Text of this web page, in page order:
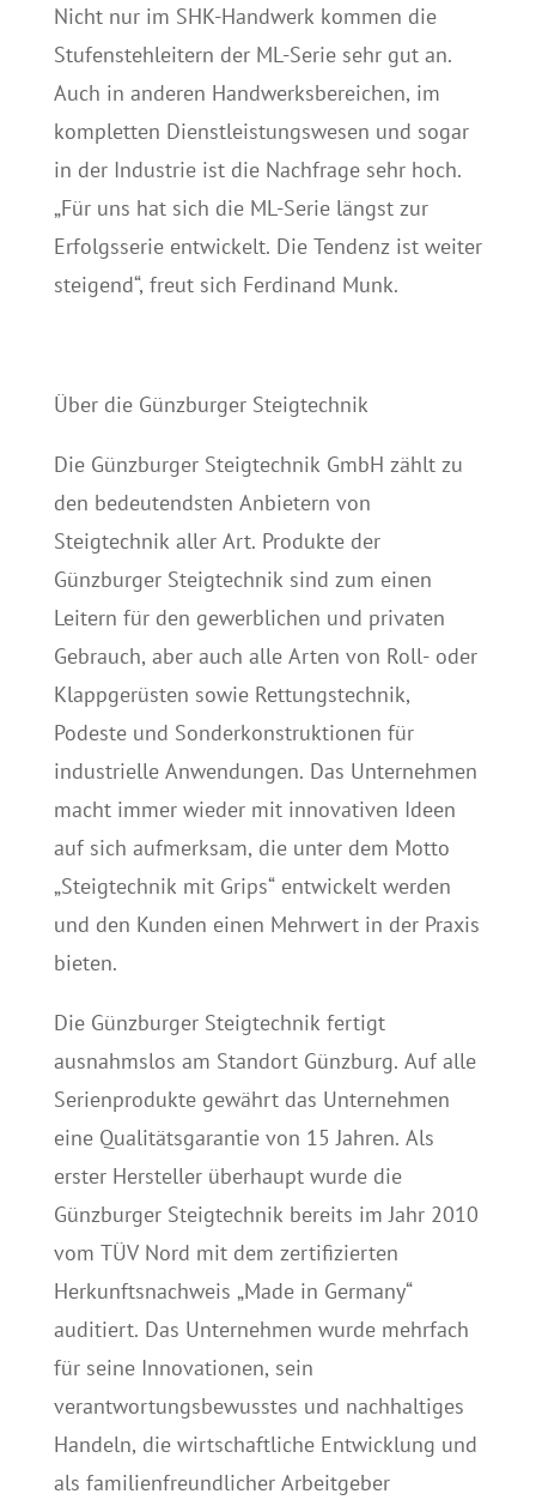
Nicht nur im SHK-Handwerk kommen die
Stufenstehleitern der ML-Serie sehr gut an.
Auch in anderen Handwerksbereichen, im
kompletten Dienstleistungswesen und sogar
in der Industrie ist die Nachfrage sehr hoch.
„Für uns hat sich die ML-Serie längst zur
Erfolgsserie entwickelt. Die Tendenz ist weiter
steigend“, freut sich Ferdinand Munk.
Über die Günzburger Steigtechnik
Die Günzburger Steigtechnik GmbH zählt zu
den bedeutendsten Anbietern von
Steigtechnik aller Art. Produkte der
Günzburger Steigtechnik sind zum einen
Leitern für den gewerblichen und privaten
Gebrauch, aber auch alle Arten von Roll- oder
Klappgerüsten sowie Rettungstechnik,
Podeste und Sonderkonstruktionen für
industrielle Anwendungen. Das Unternehmen
macht immer wieder mit innovativen Ideen
auf sich aufmerksam, die unter dem Motto
„Steigtechnik mit Grips“ entwickelt werden
und den Kunden einen Mehrwert in der Praxis
bieten.
Die Günzburger Steigtechnik fertigt
ausnahmslos am Standort Günzburg. Auf alle
Serienprodukte gewährt das Unternehmen
eine Qualitätsgarantie von 15 Jahren. Als
erster Hersteller überhaupt wurde die
Günzburger Steigtechnik bereits im Jahr 2010
vom TÜV Nord mit dem zertifizierten
Herkunftsnachweis „Made in Germany“
auditiert. Das Unternehmen wurde mehrfach
für seine Innovationen, sein
verantwortungsbewusstes und nachhaltiges
Handeln, die wirtschaftliche Entwicklung und
als familienfreundlicher Arbeitgeber